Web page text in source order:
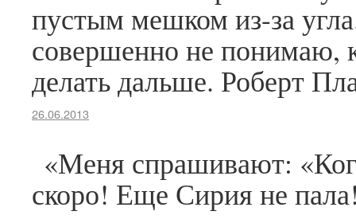
пустым мешком из-за
совершенно не понимаю,
делать дальше. Роберт
26.06.2013
«Меня спрашивают:
скоро! Еще Сирия не